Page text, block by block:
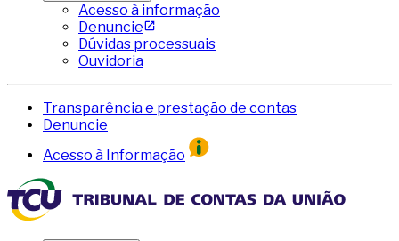
Acesso à informação
Denuncie
Dúvidas processuais
Ouvidoria
Transparência e prestação de contas
Denuncie
Acesso à Informação